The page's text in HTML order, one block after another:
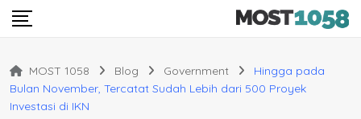
Skip
MOST 1058 Blog Government
Hingga pada
Bulan November, Tercatat Sudah Lebih dari 500 Proyek
Investasi di IKN